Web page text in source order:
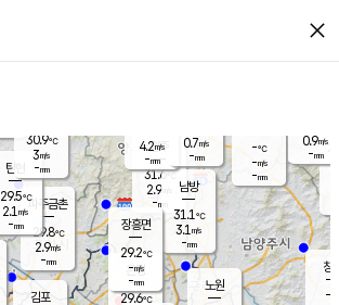
close
양주
31.6℃
2.9
-mm
파주금촌
29.8℃
2.9m/s
-mm
-℃
-m/s
-mm
창
-
탄현
29.5℃
2.1 m/s
-mm
0.9m/s
-mm
김포
은평
29.6℃
노원
남방
31.1℃
3.1 m/s
-mm
장흥면
29.2℃
-m/s
-mm
4.2m/s
-mm
30.9℃
3m/s
-mm
0.7m/s
-mm